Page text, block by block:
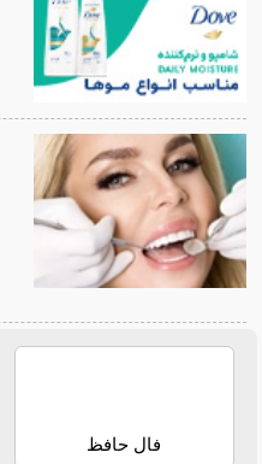
فال حافظ